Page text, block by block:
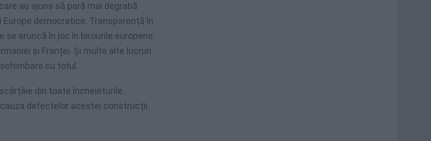
au ajuns să pară mai degrabă
Europe democratice. Transparență în
aruncă în joc în birourile europene.
și Franței. Și multe alte lucruri
cu totul.
din toate încheieturile.
defectelor acestei construcții